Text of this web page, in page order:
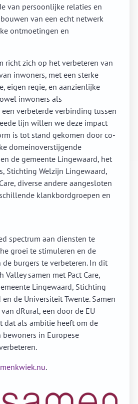
van persoonlijke relaties en
van een echt netwerk
ontmoetingen en
richt zich op het verbeteren van
inwoners, met een sterke
eigen regie, en aanzienlijke
inwoners als
een verbeterde verbinding tussen
lijn willen we deze impact
is tot stand gekomen door co-
domeinoverstijgende
de gemeente Lingewaard, het
Stichting Welzijn Lingewaard,
diverse andere aangesloten
klankbordgroepen en
spectrum aan diensten te
groei te stimuleren en de
burgers te verbeteren. In dit
samen met Pact Care,
Lingewaard, Stichting
de Universiteit Twente. Samen
dRural, een door de EU
dat als ambitie heeft om de
in Europese
.